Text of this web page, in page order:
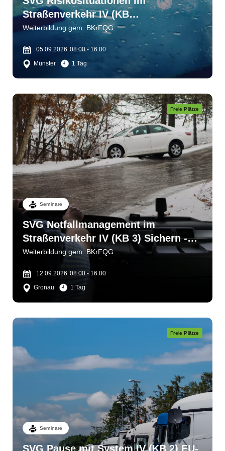
Straßenverkehr IV (KB
1)Wahrnehmen - einschätzen -
Weiterbildung gem. BKrFQG
05.09.2026 08:00 - 16:00
Münster
1 Tag
Freie Plätze
Seminare
SVG Notfallmanagement im
Straßenverkehr IV (KB 3) Sichern -
bergen - helfen
Weiterbildung gem. BKrFQG
12.09.2026 08:00 - 16:00
Gronau
1 Tag
Freie Plätze
Seminare
SVG Pause mit System IV (KB 2) EU-